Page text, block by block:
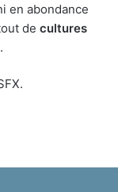
en abondance
de cultures
.